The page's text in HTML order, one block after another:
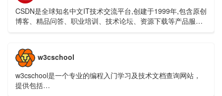
CSDN是全球知名中文IT技术交流平台,创建于1999年,包含原创
博客、精品问答、职业培训、技术论坛、资源下载等产品服务,
w3cschool
w3cschool是一个专业的编程入门学习及技术文档查询网站，
提供包括